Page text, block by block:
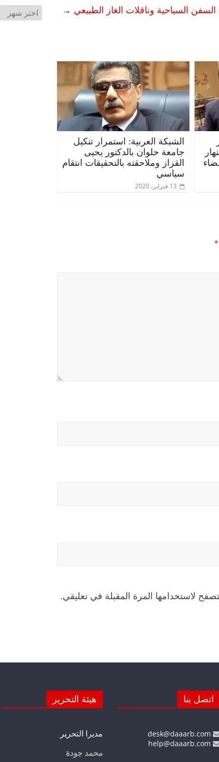
السياحية وناقلات الغاز الطبيعي →
الشبكة العربية: استمرار تنكيل
جامعة حلوان بالدكتور يحيى
القزاز وملاحقته بالتحقيقات انتقام
سياسي
13 فبراير، 2020
*
لاستخدامها المرة المقبلة في تعليقي.
الأرشيف
اتصل بنا هيئة التحرير
مديرا التحرير
محمد جودة